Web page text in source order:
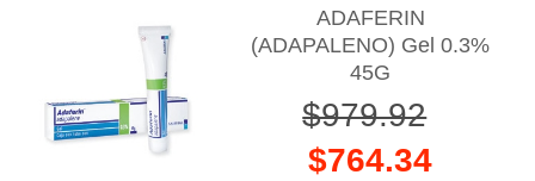
ADAFERIN
(ADAPALENO) Gel 0.3%
45G
$979.92
$764.34